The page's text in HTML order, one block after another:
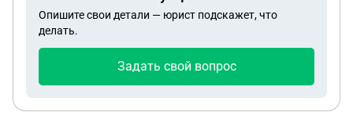
в комнате проживал человек не оплачивая
аренду и коммунальные платежи. По квитанциям
было. Кадастровая стоимость комнаты примерно
официально работаю и переживаю что мне
Опишите свои детали — юрист подскажет, что
делать.
Задать свой вопрос